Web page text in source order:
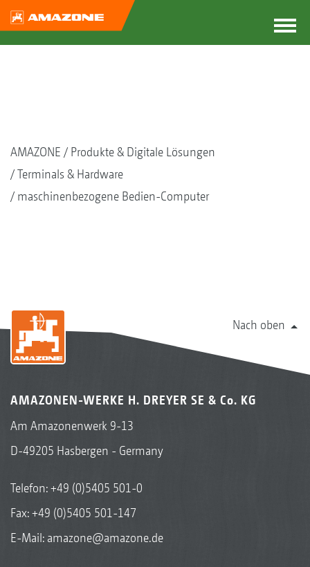
AMAZONE
Produkte & Digitale Lösungen
Terminals & Hardware
maschinenbezogene Bedien-Computer
Nach oben
AMAZONEN-WERKE H. DREYER SE & Co. KG
Am Amazonenwerk 9-13
D-49205 Hasbergen - Germany
Telefon:+49 (0)5405 501-0
Fax: +49 (0)5405 501-147
E-Mail: amazone@amazone.de